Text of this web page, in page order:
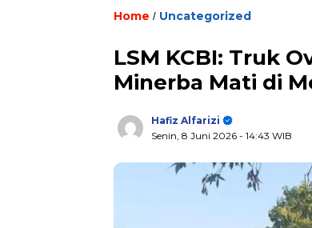
Home / Uncategorized
LSM KCBI: Truk
Minerba Mati di
Hafiz Alfarizi
Senin, 8 Juni 2026 - 14:43 WIB